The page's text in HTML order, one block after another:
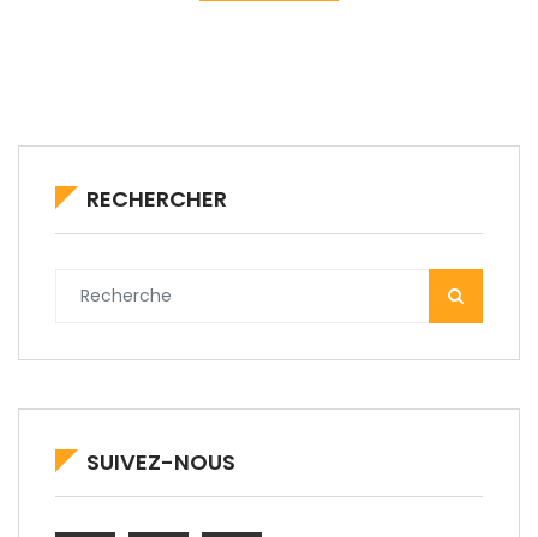
RECHERCHER
SUIVEZ-NOUS